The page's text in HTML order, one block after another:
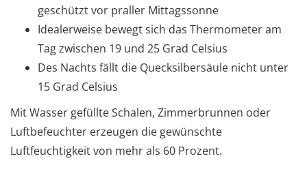
geschützt vor praller Mittagssonne
Idealerweise bewegt sich das Thermometer am
Tag zwischen 19 und 25 Grad Celsius
Des Nachts fällt die Quecksilbersäule nicht unter
15 Grad Celsius
Mit Wasser gefüllte Schalen, Zimmerbrunnen oder
Luftbefeuchter erzeugen die gewünschte
Luftfeuchtigkeit von mehr als 60 Prozent.